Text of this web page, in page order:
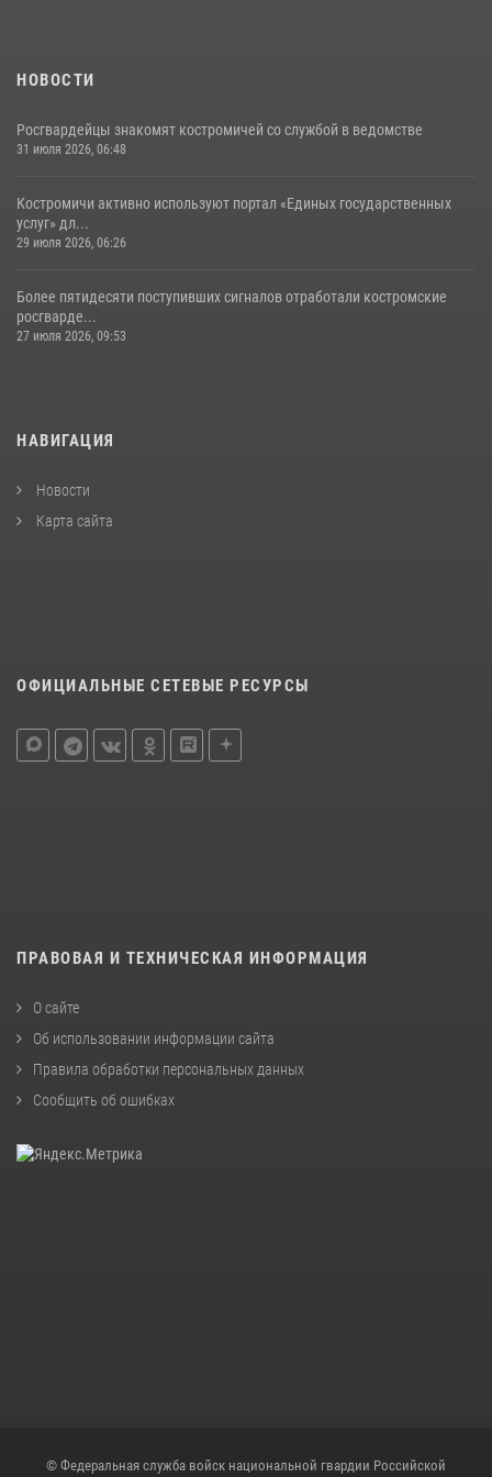
НОВОСТИ
Росгвардейцы знакомят костромичей со службой в ведомстве
31 июля 2026, 06:48
Костромичи активно используют портал «Единых государственных
услуг» дл...
29 июля 2026, 06:26
Более пятидесяти поступивших сигналов отработали костромские
росгварде...
27 июля 2026, 09:53
НАВИГАЦИЯ
Новости
Карта сайта
ОФИЦИАЛЬНЫЕ СЕТЕВЫЕ РЕСУРСЫ
ПРАВОВАЯ И ТЕХНИЧЕСКАЯ ИНФОРМАЦИЯ
О сайте
Об использовании информации сайта
Правила обработки персональных данных
Сообщить об ошибках
© Федеральная служба войск национальной гвардии Российской